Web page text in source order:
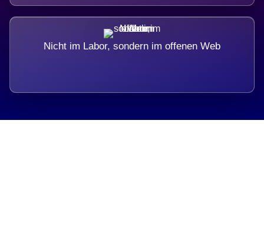
Nicht im Labor, sondern im offenen Web